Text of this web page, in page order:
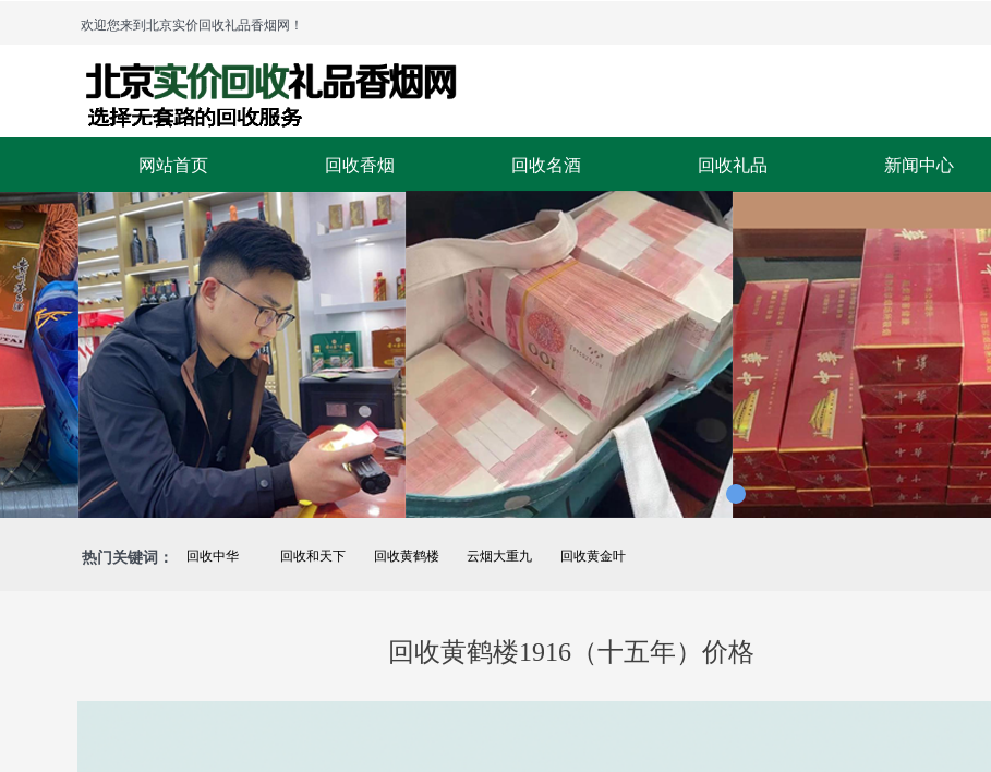
欢迎您来到北京实价回收礼品香烟网！
网站首页 回收香烟 回收名酒 回收礼品 新闻中心
回收中华 回收和天下 回收黄鹤楼 云烟大重九 回收黄金叶
热门关键词：
回收黄鹤楼1916（十五年）价格